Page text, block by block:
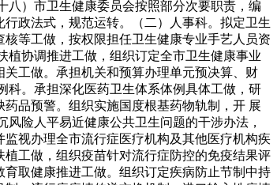
）市卫生健康委员会按照部分次要职责，编
政法式，规范运转。（二）人事科。拟定卫生
等工做，按权限担任卫生健康专业手艺人员资
植协调推进工做，组织订定全市卫生健康事业
工做。承担机关和预算办理单元预决算、财
科。承担深化医药卫生体系体例具体工做，研
品预警。组织实施国度根基药物轨制，开 展
险人平易近健康公共卫生问题的干涉办法，
视办理全市流行症医疗机构及其他医疗机构疾
工做，组织疫苗针对流行症防控的免疫结果评
取健康推进工做。组织订定疾病防止节制中持